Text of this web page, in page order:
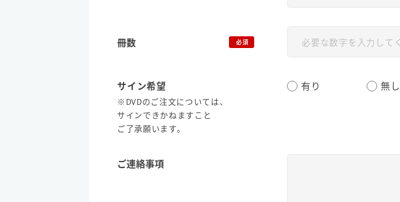
冊数 必須
サイン希望
※DVDのご注文については、
サインできかねますこと
ご了承願います。
有り 無し
ご連絡事項